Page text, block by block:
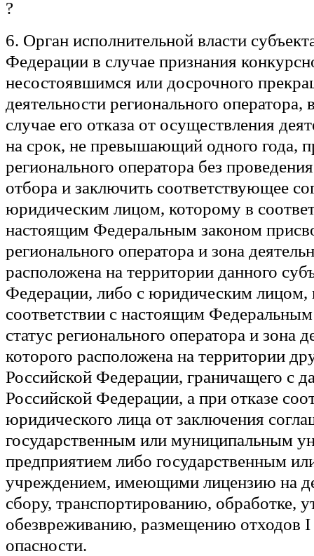
6. Орган исполнительной власти
Федерации в случае признания
несостоявшимся или досрочного
деятельности регионального оператора,
случае его отказа от осуществления
на срок, не превышающий одного года,
регионального оператора без
отбора и заключить соответствующее
юридическим лицом, которому в
настоящим Федеральным законом
регионального оператора и зона
расположена на территории данного
Федерации, либо с юридическим лицом,
соответствии с настоящим
статус регионального оператора и зона
которого расположена на территории
Российской Федерации, граничащего с
Российской Федерации, а при отказе
юридического лица от заключения
государственным или муниципальным
предприятием либо государственным
учреждением, имеющими лицензию на
сбору, транспортированию, обработке,
обезвреживанию, размещению отходов I
опасности.